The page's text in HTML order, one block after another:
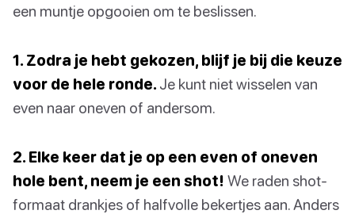
een muntje opgooien om te beslissen.
1. Zodra je hebt gekozen, blijf je bij die keuze
voor de hele ronde. Je kunt niet wisselen van
even naar oneven of andersom.
2. Elke keer dat je op een even of oneven
hole bent, neem je een shot! We raden shot-
formaat drankjes of halfvolle bekertjes aan. Anders